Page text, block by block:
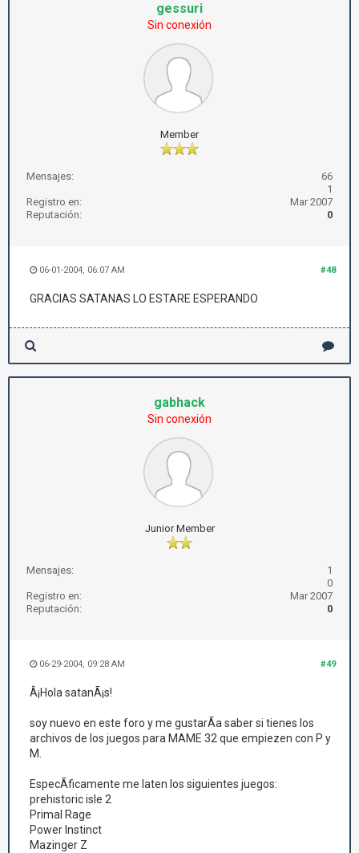
gessuri
Sin conexión
Member
Mensajes:
66
1
Registro en:
Mar 2007
Reputación:
0
#48
06-01-2004, 06:07 AM
GRACIAS SATANAS LO ESTARE ESPERANDO
gabhack
Sin conexión
Junior Member
Mensajes:
1
0
Registro en:
Mar 2007
Reputación:
0
#49
06-29-2004, 09:28 AM
Â¡Hola satanÃ¡s!
soy nuevo en este foro y me gustarÃ­a saber si tienes los
archivos de los juegos para MAME 32 que empiezen con P y
M.
EspecÃ­ficamente me laten los siguientes juegos:
prehistoric isle 2
Primal Rage
Power Instinct
Mazinger Z